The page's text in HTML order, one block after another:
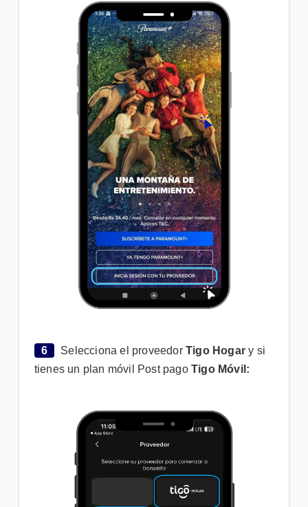
6 Selecciona el proveedor Tigo Hogar y si
tienes un plan móvil Post pago Tigo Móvil: